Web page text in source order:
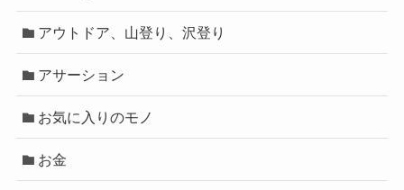
アウトドア、山登り、沢登り
アサーション
お気に入りのモノ
お金